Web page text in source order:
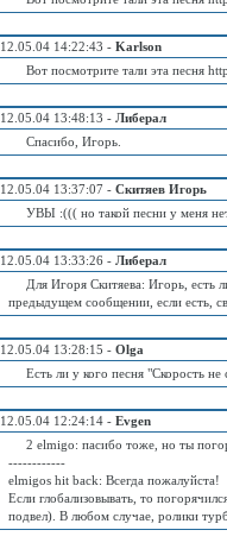
12.05.04 14:22:43 - Karlson
Вот посмотрите тали эта песня
12.05.04 13:48:13 - Либерал
Спасибо, Игорь.
12.05.04 13:37:07 - Скитяев Игорь
УВЫ :((( но такой песни у меня
12.05.04 13:33:26 - Либерал
Для Игоря Скитяева: Игорь, есть
предыдущем сообщении, если есть,
12.05.04 13:28:15 - Olga
Есть ли у кого песня "Скорость
12.05.04 12:24:14 - Evgen
2 elmigo: пасибо тоже, но ты
------------
elmigos hit back: Всегда пожалуйста!
Если глобализовывать, то
подвел). В любом случае, ролики